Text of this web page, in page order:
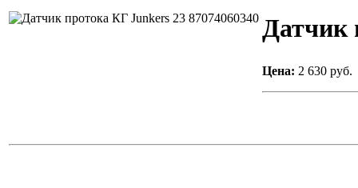
Датчик
Цена: 2 630 руб.